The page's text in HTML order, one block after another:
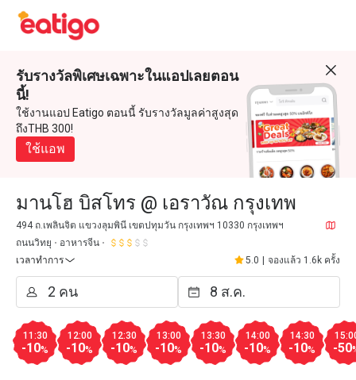
รับรางวัลพิเศษเฉพาะในแอปเลยตอน
นี้!
ใช้งานแอป Eatigo ตอนนี้ รับรางวัลมูลค่าสูงสุด
ถึงTHB 300!
ใช้แอพ
มานโฮ บิสโทร @ เอราวัณ กรุงเทพ
494 ถ.เพลินจิต แขวงลุมพินี เขตปทุมวัน กรุงเทพฯ 10330 กรุงเทพฯ
ถนนวิทยุ
อาหารจีน
เวลาทำการ
5.0 จองแล้ว 1.6k ครั้ง
11:30
-10%
12:00
-10%
12:30
-10%
13:00
-10%
13:30
-10%
14:00
-10%
14:30
-10% -50